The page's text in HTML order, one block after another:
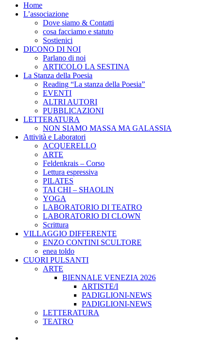
Home
L’associazione
Dove siamo & Contatti
cosa facciamo e statuto
Sostienici
DICONO DI NOI
Parlano di noi
ARTICOLO LA SESTINA
La Stanza della Poesia
Reading “La stanza della Poesia”
EVENTI
ALTRI AUTORI
PUBBLICAZIONI
LETTERATURA
NON SIAMO MASSA MA GALASSIA
Attività e Laboratori
ACQUERELLO
ARTE
Feldenkrais – Corso
Lettura espressiva
PILATES
TAI CHI – SHAOLIN
YOGA
LABORATORIO DI TEATRO
LABORATORIO DI CLOWN
Scrittura
VILLAGGIO DIFFERENTE
ENZO CONTINI SCULTORE
enea toldo
CUORI PULSANTI
ARTE
BIENNALE VENEZIA 2026
ARTISTE/I
PADIGLIONI-NEWS
PADIGLIONI-NEWS
LETTERATURA
TEATRO